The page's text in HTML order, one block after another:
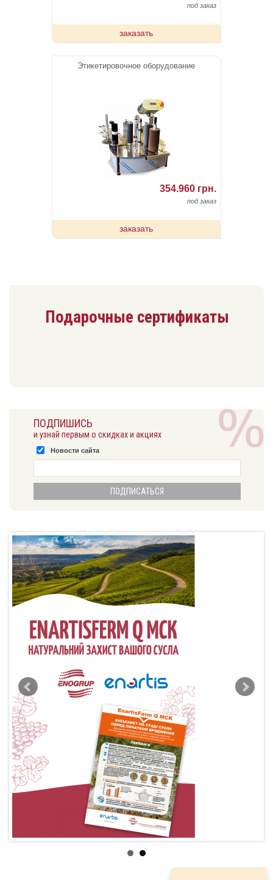
под заказ
заказать
Этикетировочное оборудование
354.960 грн.
под заказ
заказать
Подарочные сертификаты
ПОДПИШИСЬ
и узнай первым о скидках и акциях
Новости сайта